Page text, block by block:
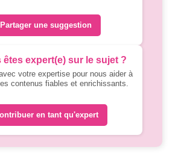
Partager une suggestion
êtes expert(e) sur le sujet ?
votre expertise pour nous aider à
contenus fiables et enrichissants.
en tant qu'expert